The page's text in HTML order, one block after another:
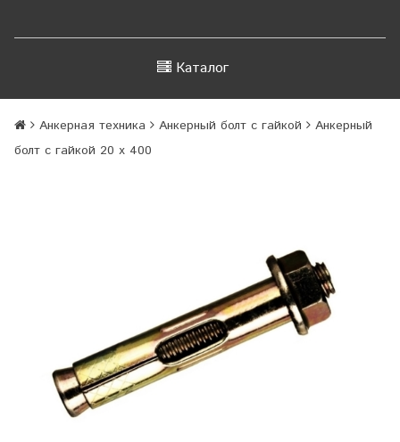
Каталог
Анкерная техника Анкерный болт с гайкой
Анкерный
болт с гайкой 20 х 400